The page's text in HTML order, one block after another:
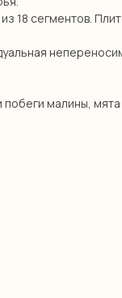
18 сегментов.
побеги малины, мята